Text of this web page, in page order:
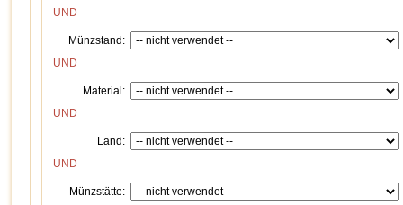
UND
Münzstand:
UND
Material:
UND
Land:
UND
Münzstätte: